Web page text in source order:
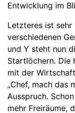
Entwicklung im
Letzteres ist
verschiedenen
und Y steht nun
Startlöchern. Die
mit der
„Chef, mach das
Ausspruch.
mehr Freiräume,